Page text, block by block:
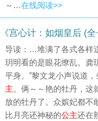
～…在线阅读>>
《宫心计：如烟皇后 (
导读：…堆满了各式各样
玥明看的是眼花缭乱。龚
平身。”黎文龙小声说道
主。俩～～艳的牡丹，这
放的牡丹了。众嫔妃都不
比月亮还神秘的公主还在